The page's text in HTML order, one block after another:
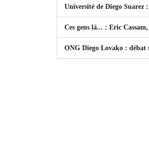
Université de Diego Suarez
Ces gens là... : Eric
ONG Diego Lovako :